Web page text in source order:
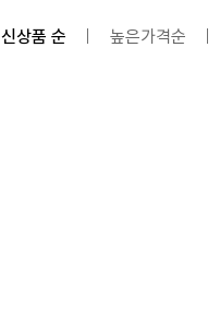
신상품 순 높은가격순